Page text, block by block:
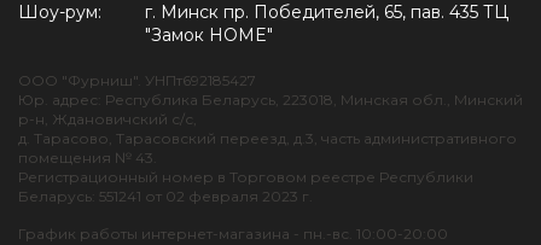
Шоу-рум:
г. Минск пр. Победителей, 65, пав. 435 ТЦ
"Замок HOME"
ООО "Фурниш". УНПт692185427
Юр. адрес: Республика Беларусь, 223018, Минская обл., Минский
р-н, Ждановичский с/с,
д. Тарасово, Тарасовский переезд, д.3, часть административного
помещения № 43.
Регистрационный номер в Торговом реестре Республики
Беларусь: 551241 от 02 февраля 2023 г.
График работы интернет-магазина - пн.-вс. 10:00-20:00